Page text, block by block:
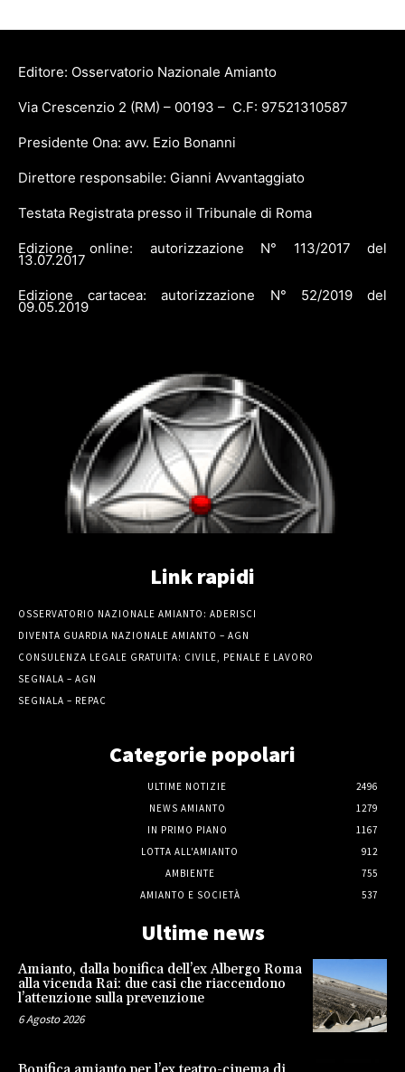
Editore: Osservatorio Nazionale Amianto
Via Crescenzio 2 (RM) – 00193 – C.F: 97521310587
Presidente Ona: avv. Ezio Bonanni
Direttore responsabile: Gianni Avvantaggiato
Testata Registrata presso il Tribunale di Roma
Edizione online: autorizzazione N° 113/2017 del
13.07.2017
Edizione cartacea: autorizzazione N° 52/2019 del
09.05.2019
Link rapidi
OSSERVATORIO NAZIONALE AMIANTO: ADERISCI
DIVENTA GUARDIA NAZIONALE AMIANTO – AGN
CONSULENZA LEGALE GRATUITA: CIVILE, PENALE E LAVORO
SEGNALA – AGN
SEGNALA – REPAC
Categorie popolari
ULTIME NOTIZIE
2496
NEWS AMIANTO
1279
IN PRIMO PIANO
1167
LOTTA ALL'AMIANTO
912
AMBIENTE
755
AMIANTO E SOCIETÀ
537
Ultime news
Amianto, dalla bonifica dell’ex Albergo Roma
alla vicenda Rai: due casi che riaccendono
l’attenzione sulla prevenzione
6 Agosto 2026